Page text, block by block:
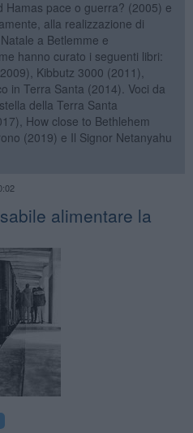
Hamas pace o guerra? (2005) e
alla realizzazione di
a Betlemme e
hanno curato i seguenti libri:
Kibbutz 3000 (2011),
in Terra Santa (2014). Voci da
della Terra Santa
How close to Bethlehem
(2019) e Il Signor Netanyahu
alimentare la